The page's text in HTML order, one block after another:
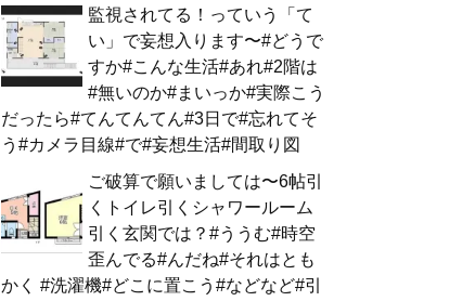
監視されてる！っていう「て
い」で妄想入ります〜#どうで
すか#こんな生活#あれ#2階は
#無いのか#まいっか#実際こう
だったら#てんてんてん#3日で#忘れてそ
う#カメラ目線#で#妄想生活#間取り図
ご破算で願いましては〜6帖引
くトイレ引くシャワールーム
引く玄関では？#ううむ#時空
歪んでる#んだね#それはとも
かく #洗濯機#どこに置こう#などなど#引